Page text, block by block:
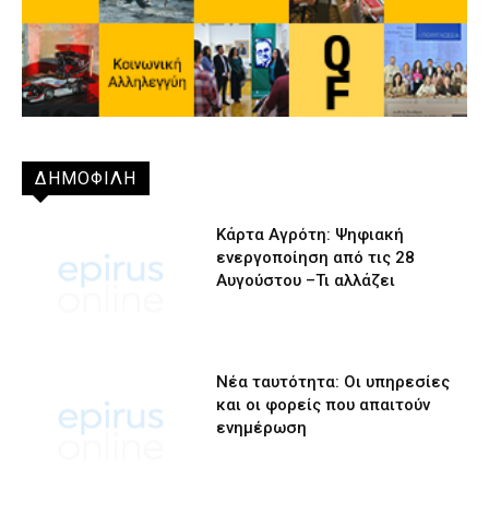
ΔΗΜΟΦΙΛΗ
Κάρτα Αγρότη: Ψηφιακή
ενεργοποίηση από τις 28
Αυγούστου –Τι αλλάζει
Νέα ταυτότητα: Οι υπηρεσίες
και οι φορείς που απαιτούν
ενημέρωση